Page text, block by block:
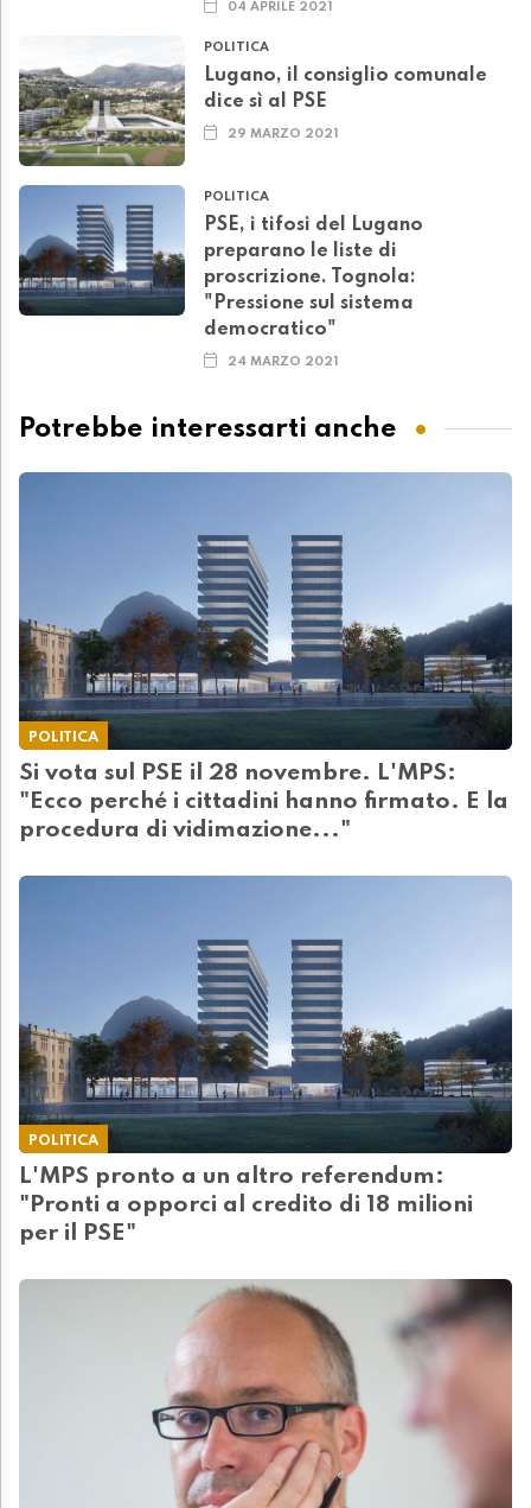
04 APRILE 2021
POLITICA
Lugano, il consiglio comunale
dice sì al PSE
29 MARZO 2021
POLITICA
PSE, i tifosi del Lugano
preparano le liste di
proscrizione. Tognola:
"Pressione sul sistema
democratico"
24 MARZO 2021
Potrebbe interessarti anche
POLITICA
Si vota sul PSE il 28 novembre. L'MPS:
"Ecco perché i cittadini hanno firmato. E la
procedura di vidimazione..."
POLITICA
L'MPS pronto a un altro referendum:
"Pronti a opporci al credito di 18 milioni
per il PSE"